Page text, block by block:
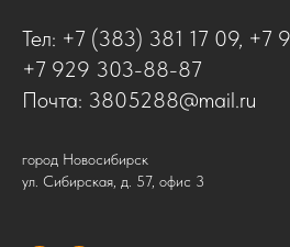
Тел: +7 (383) 381 17 09, +7
+7 929 303-88-87
Почта: 3805288@mail.ru
город Новосибирск
ул. Сибирская, д. 57, офис 3